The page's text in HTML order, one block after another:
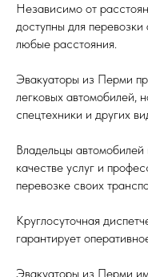
Независимо от
доступны для
любые расстояния.
Эвакуаторы из Перми
легковых автомобилей,
спецтехники и других
Владельцы
качестве услуг и
перевозке своих
Круглосуточная
гарантирует
Эвакуаторы из Перми